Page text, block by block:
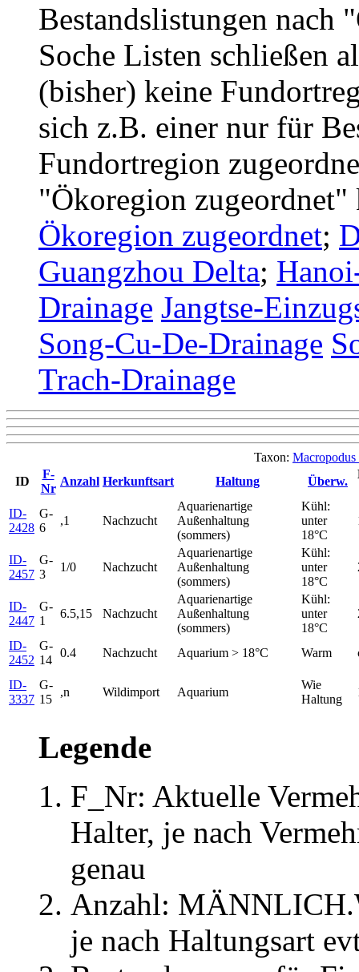
Bestandslistungen nach
Soche Listen schließen
(bisher) keine
sich z.B. einer nur für
Fundortregion
"Ökoregion
Ökoregion zugeordnet;
Guangzhou Delta;
Drainage Jangtse-
Song-Cu-De-Drainage
Trach-Drainage
Taxon:
ID
F-
Nr
Anzahl Herkunftsart Haltung Überw.
ID-
2428
G-
6
,1 Nachzucht
Aquarienartige
Außenhaltung
(sommers)
Kühl:
unter
18°C
ID-
2457
G-
3
1/0 Nachzucht
Aquarienartige
Außenhaltung
(sommers)
Kühl:
unter
18°C
ID-
2447
G-
1
6.5,15 Nachzucht
Aquarienartige
Außenhaltung
(sommers)
Kühl:
unter
18°C
ID-
2452
G-
14
0.4 Nachzucht Aquarium > 18°C Warm
ID-
3337
G-
15
,n Wildimport Aquarium
Wie
Haltung
Legende
F_Nr: Aktuelle
Halter, je nach
genau
Anzahl:
je nach Haltungsart